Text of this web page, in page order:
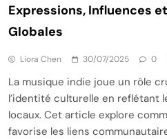
Expressions, Influences
Globales
Liora Chen 30/07/2025 0
La musique indie joue un rôle
l’identité culturelle en reflétant
locaux. Cet article explore
favorise les liens